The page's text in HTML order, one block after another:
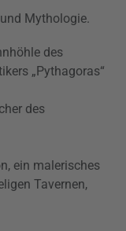
Mythologie.
des
„Pythagoras“
des
, ein malerisches
Tavernen,